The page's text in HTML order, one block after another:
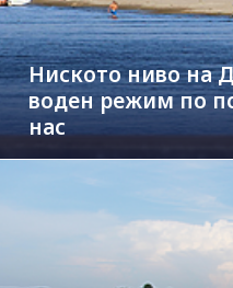
Ниското ниво на
воден режим по
нас